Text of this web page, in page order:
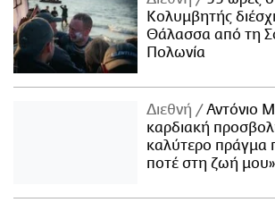
Κολυμβητής
Θάλασσα από τη
Πολωνία
Διεθνή
Αντόνιο
καρδιακή
καλύτερο πράγμα
ποτέ στη ζωή μου»